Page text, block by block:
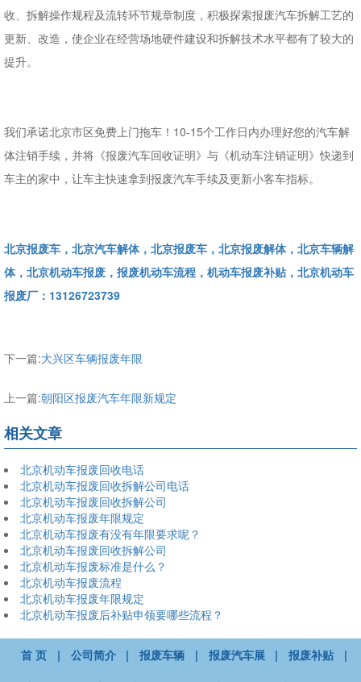
收、拆解操作规程及流转环节规章制度，积极探索报废汽车拆解工艺的
更新、改造，使企业在经营场地硬件建设和拆解技术水平都有了较大的
提升。
我们承诺北京市区免费上门拖车！10-15个工作日内办理好您的汽车解
体注销手续，并将《报废汽车回收证明》与《机动车注销证明》快递到
车主的家中，让车主快速拿到报废汽车手续及更新小客车指标。
北京报废车，北京汽车解体，北京报废车，北京报废解体，北京车辆解
体，北京机动车报废，报废机动车流程，机动车报废补贴，北京机动车
报废厂：13126723739
下一篇:大兴区车辆报废年限
上一篇:朝阳区报废汽车年限新规定
相关文章
北京机动车报废回收电话
北京机动车报废回收拆解公司电话
北京机动车报废回收拆解公司
北京机动车报废年限规定
北京机动车报废有没有年限要求呢？
北京机动车报废回收拆解公司
北京机动车报废标准是什么？
北京机动车报废流程
北京机动车报废年限规定
北京机动车报废后补贴申领要哪些流程？
首 页 | 公司简介 | 报废车辆 | 报废汽车展 | 报废补贴
|